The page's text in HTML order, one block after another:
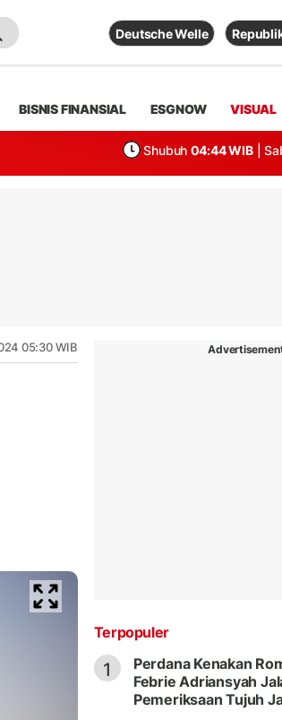
Deutsche Welle
BISNIS FINANSIAL ESGNOW VISUAL
Shubuh 04:44 WIB |
05:30 WIB
Terpopuler
1
Perdana Kenakan
Febrie Adriansyah
Pemeriksaan Tujuh